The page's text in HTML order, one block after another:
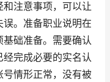
注意事项，可以让
。准备职业说明在
础准备。需要确认
完成必要的实名认
情形正常，没有被